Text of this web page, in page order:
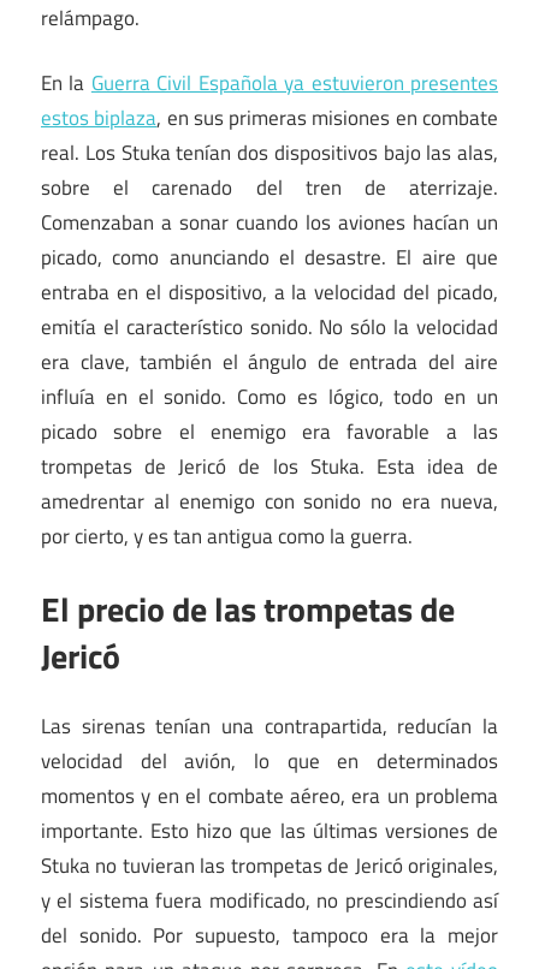
relámpago.
En laGuerra Civil Española ya estuvieron presentes
estos biplaza, en sus primeras misiones en combate
real. Los Stuka tenían dos dispositivos bajo las alas,
sobre el carenado del tren de aterrizaje.
Comenzaban a sonar cuando los aviones hacían un
picado, como anunciando el desastre. El aire que
entraba en el dispositivo, a la velocidad del picado,
emitía el característico sonido. No sólo la velocidad
era clave, también el ángulo de entrada del aire
influía en el sonido. Como es lógico, todo en un
picado sobre el enemigo era favorable a las
trompetas de Jericó de los Stuka. Esta idea de
amedrentar al enemigo con sonido no era nueva,
por cierto, y es tan antigua como la guerra.
El precio de las trompetas de
Jericó
Las sirenas tenían una contrapartida, reducían la
velocidad del avión, lo que en determinados
momentos y en el combate aéreo, era un problema
importante. Esto hizo que las últimas versiones de
Stuka no tuvieran las trompetas de Jericó originales,
y el sistema fuera modificado, no prescindiendo así
del sonido. Por supuesto, tampoco era la mejor